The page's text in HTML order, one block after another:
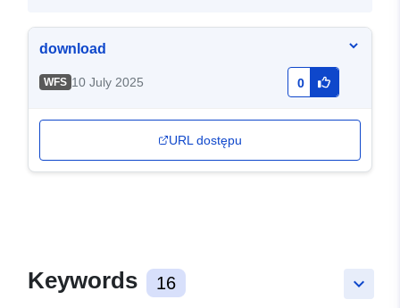
download
WFS 10 July 2025 0
URL dostępu
keyboard_arrow_down
Keywords 16